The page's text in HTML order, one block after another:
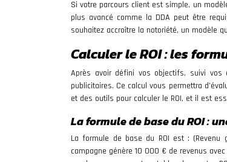
Si votre parcours client est simple, un
plus avancé comme la DDA peut être
souhaitez accroître la notoriété, un modèle
Calculer le ROI : les
Après avoir défini vos objectifs, suivi vos
publicitaires. Ce calcul vous permettra
et des outils pour calculer le ROI, et il est
La formule de base du ROI :
La formule de base du ROI est :
campagne génère 10 000 € de revenus